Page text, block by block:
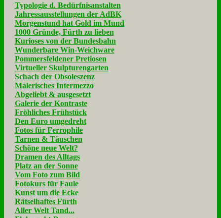
Typologie d. Bedürfnisanstalten
Jahressausstellungen der AdBK
Morgenstund hat Gold im Mund
1000 Gründe, Fürth zu lieben
Kurioses von der Bundesbahn
Wunderbare Win-Weichware
Pommersfeldener Pretiosen
Virtueller Skulpturengarten
Schach der Obsoleszenz
Malerisches Intermezzo
Abgeliebt & ausgesetzt
Galerie der Kontraste
Fröhliches Frühstück
Den Euro umgedreht
Fotos für Ferrophile
Tarnen & Täuschen
Schöne neue Welt?
Dramen des Alltags
Platz an der Sonne
Vom Foto zum Bild
Fotokurs für Faule
Kunst um die Ecke
Rätselhaftes Fürth
Aller Welt Tand...